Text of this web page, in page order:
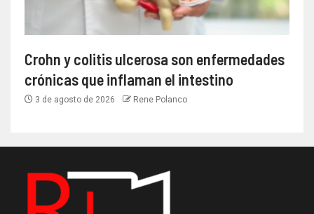
Crohn y colitis ulcerosa son enfermedades
crónicas que inflaman el intestino
3 de agosto de 2026 Rene Polanco